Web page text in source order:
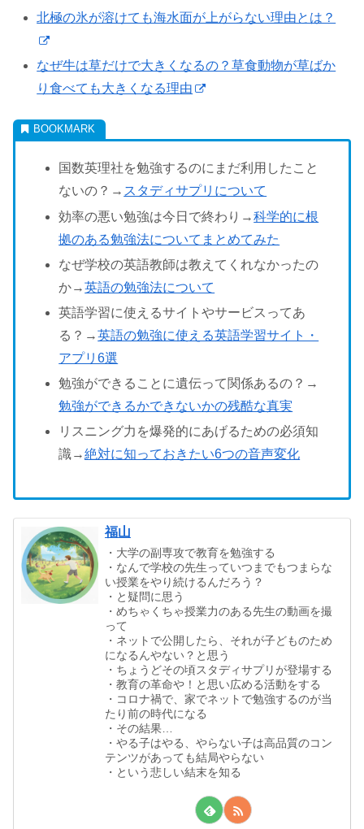
北極の氷が溶けても海水面が上がらない理由とは？
なぜ牛は草だけで大きくなるの？草食動物が草ばか
り食べても大きくなる理由
国数英理社を勉強するのにまだ利用したこと
ないの？→ スタディサプリについて
効率の悪い勉強は今日で終わり→科学的に根
拠のある勉強法についてまとめてみた
なぜ学校の英語教師は教えてくれなかったの
か→英語の勉強法について
英語学習に使えるサイトやサービスってあ
る？→英語の勉強に使える英語学習サイト・
アプリ6選
勉強ができることに遺伝って関係あるの？→
勉強ができるかできないかの残酷な真実
リスニング力を爆発的にあげるための必須知
識→絶対に知っておきたい6つの音声変化
福山
・大学の副専攻で教育を勉強する
・なんで学校の先生っていつまでもつまらな
い授業をやり続けるんだろう？
・と疑問に思う
・めちゃくちゃ授業力のある先生の動画を撮
って
・ネットで公開したら、それが子どものため
になるんやない？と思う
・ちょうどその頃スタディサプリが登場する
・教育の革命や！と思い広める活動をする
・コロナ禍で、家でネットで勉強するのが当
たり前の時代になる
・その結果…
・やる子はやる、やらない子は高品質のコン
テンツがあっても結局やらない
・という悲しい結末を知る